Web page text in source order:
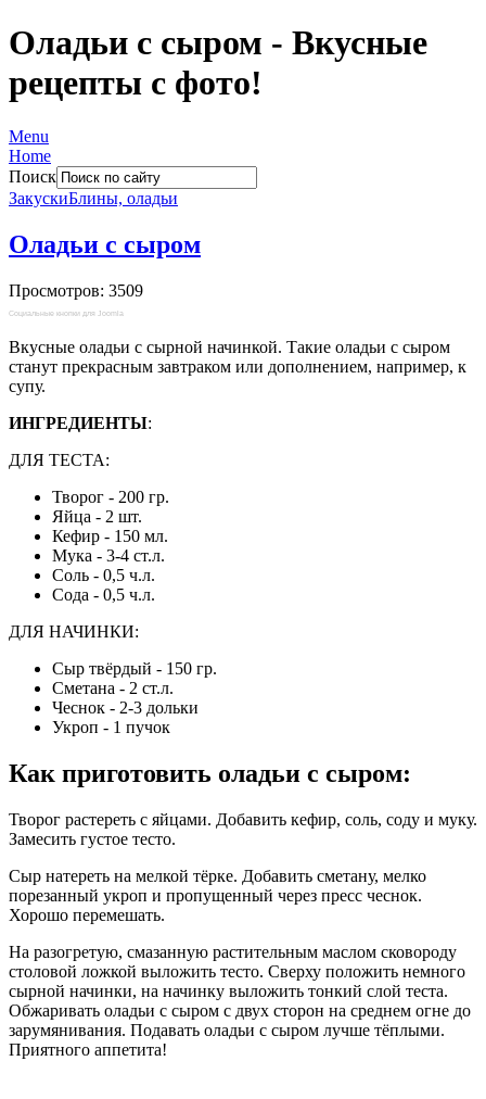
Оладьи с сыром - Вкусные
рецепты с фото!
Menu
Home
Поиск
ЗакускиБлины, оладьи
Оладьи с сыром
Просмотров: 3509
Социальные кнопки для Joomla
Вкусные оладьи с сырной начинкой. Такие оладьи с сыром
станут прекрасным завтраком или дополнением, например, к
супу.
ИНГРЕДИЕНТЫ:
ДЛЯ ТЕСТА:
Творог - 200 гр.
Яйца - 2 шт.
Кефир - 150 мл.
Мука - 3-4 ст.л.
Соль - 0,5 ч.л.
Сода - 0,5 ч.л.
ДЛЯ НАЧИНКИ:
Сыр твёрдый - 150 гр.
Сметана - 2 ст.л.
Чеснок - 2-3 дольки
Укроп - 1 пучок
Как приготовить оладьи с сыром:
Творог растереть с яйцами. Добавить кефир, соль, соду и муку.
Замесить густое тесто.
Сыр натереть на мелкой тёрке. Добавить сметану, мелко
порезанный укроп и пропущенный через пресс чеснок.
Хорошо перемешать.
На разогретую, смазанную растительным маслом сковороду
столовой ложкой выложить тесто. Сверху положить немного
сырной начинки, на начинку выложить тонкий слой теста.
Обжаривать оладьи с сыром с двух сторон на среднем огне до
зарумянивания. Подавать оладьи с сыром лучше тёплыми.
Приятного аппетита!